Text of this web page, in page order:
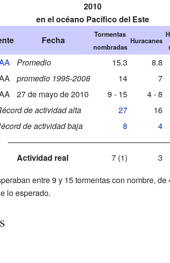
2010
en el océano Pacífico del Este
Fecha
Tormentas
nombradas
Huracanes
Promedio 15.3 8.8
promedio 1995-2008 14 7
27 de mayo de 2010 9 - 15 4 - 8
de actividad alta
27 16
de actividad baja
8 4
Actividad real
7 (1) 3
entre 9 y 15 tormentas con nombre, de
lo esperado.